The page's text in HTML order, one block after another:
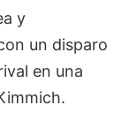
y
un disparo
en una
.